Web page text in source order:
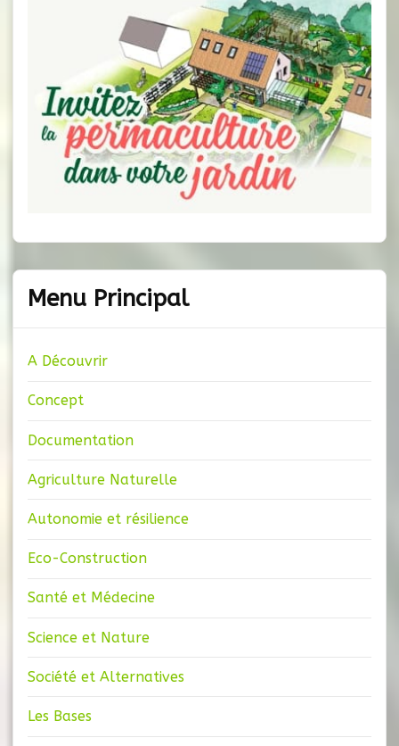
Menu Principal
A Découvrir
Concept
Documentation
Agriculture Naturelle
Autonomie et résilience
Eco-Construction
Santé et Médecine
Science et Nature
Société et Alternatives
Les Bases